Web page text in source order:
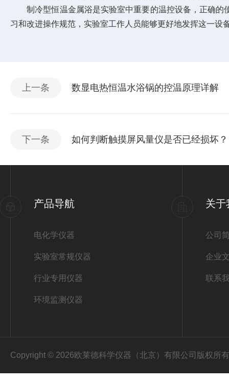
制冷型恒温金属浴是实验室中重要的温控设备，正确的
习和改进操作规范，实验室工作人员能够更好地发挥这一设
上一条 数显电热恒温水浴锅的控温原理详解
下一条 如何判断触摸屏风量仪是否已经损坏？
产品导航
电化学仪器
实验室常规仪器
行业专用仪器
环境监测仪器
关于
公司
企业
联系
Copyright © 2026欧莱德科学仪器（北京）有限公司版权